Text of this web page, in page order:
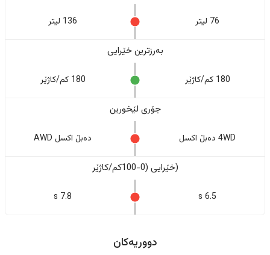
76 لیتر 136 لیتر
بەرزترین خێرایی
180 کم/کاژێر 180 کم/کاژێر
جۆری لێخورین
4WD دەبڵ اکسل دەبڵ اکسل AWD
(خێرایی (0-100کم/کاژێر
6.5 s
7.8 s
دووریەکان